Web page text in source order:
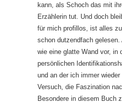
kann, als Schoch das mit
Erzählerin tut. Und doch
für mich profillos, ist alles
schon dutzendfach
wie eine glatte Wand vor, in
persönlichen
und an der ich immer
Versuch, die Faszination
Besondere in diesem Buch